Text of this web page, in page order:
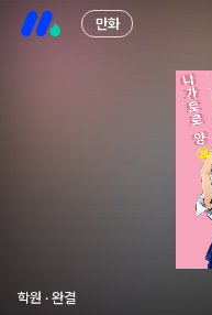
만화
학원 · 완결